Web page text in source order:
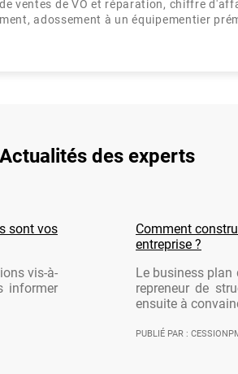
ventes de VO et réparation, chiffre
adossement à un équipementier
Actualités des experts
sont vos
vis-à-
informer
Comment
entreprise ?
Le business plan
repreneur de
ensuite à
PUBLIÉ PAR :